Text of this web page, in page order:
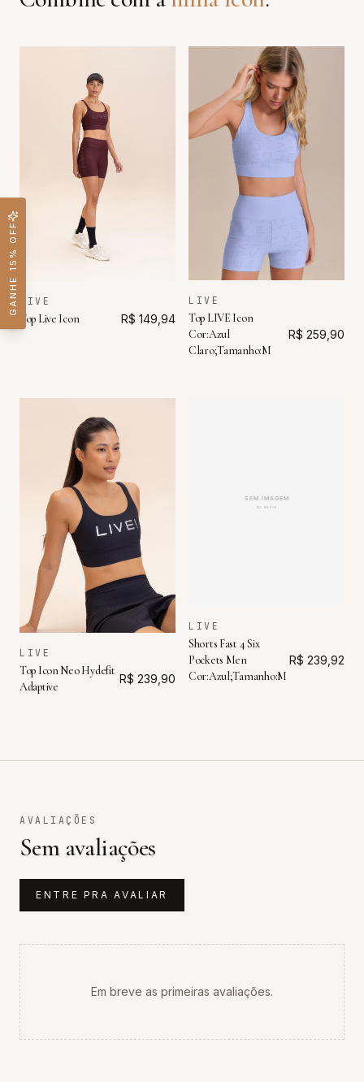
LIVE
Top Live Icon R$ 149,94
LIVE
Top LIVE Icon
Cor:Azul
Claro;Tamanho:M
R$ 259,90
LIVE
Top Icon Neo Hydefit
Adaptive
R$ 239,90
LIVE
Shorts Fast 4 Six
Pockets Men
Cor:Azul;Tamanho:M
R$ 239,92
AVALIAÇÕES
Sem avaliações
ENTRE PRA AVALIAR
Em breve as primeiras avaliações.
GANHE 15% OFF